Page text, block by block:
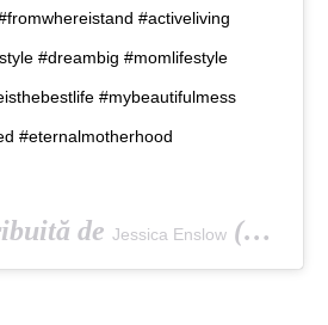
#activeliving
#dreambig #momlifestyle
#mybeautifulmess
#eternalmotherhood
de Jessica Enslow (@jessicaenslow) pe